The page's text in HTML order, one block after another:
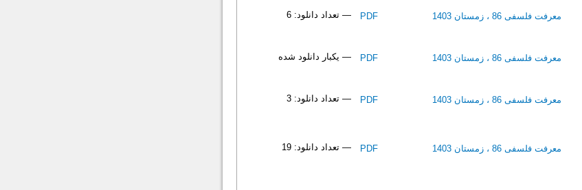
معرفت فلسفی 86 ، زمستان 1403 PDF — تعداد دانلود: 6
معرفت فلسفی 86 ، زمستان 1403 PDF — یکبار دانلود شده
معرفت فلسفی 86 ، زمستان 1403 PDF — تعداد دانلود: 3
معرفت فلسفی 86 ، زمستان 1403 PDF — تعداد دانلود: 19